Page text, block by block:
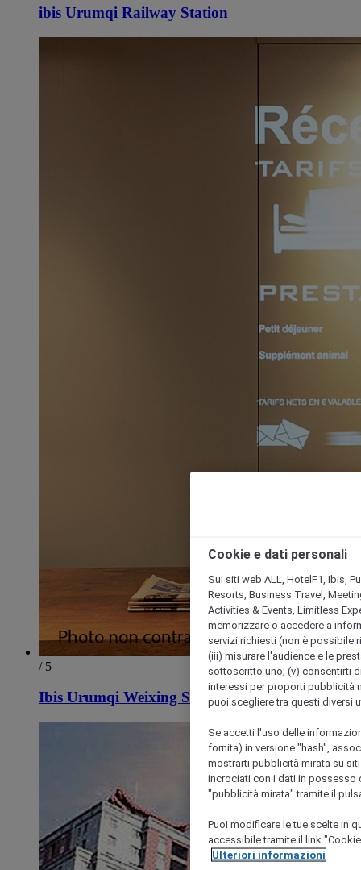
ibis Urumqi Railway Station
/ 5
Ibis Urumqi Weixing Square Hotel
Cookie e dati personali
Sui siti web ALL, HotelF1, Ibis,
Resorts, Business Travel,
Activities & Events, Limitless
memorizzare o accedere a
servizi richiesti (non è possibile
(iii) misurare l'audience e le
sottoscritto uno; (v) consentirti
interessi per proporti pubblicità
puoi scegliere tra questi diversi
Se accetti l'uso delle
fornita) in versione "hash",
mostrarti pubblicità mirata su
incrociati con i dati in possesso
"pubblicità mirata" tramite il
Puoi modificare le tue scelte in
accessibile tramite il link
Ulteriori informazioni